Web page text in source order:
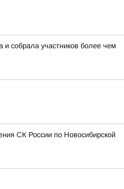
собрала участников более чем
СК России по Новосибирской